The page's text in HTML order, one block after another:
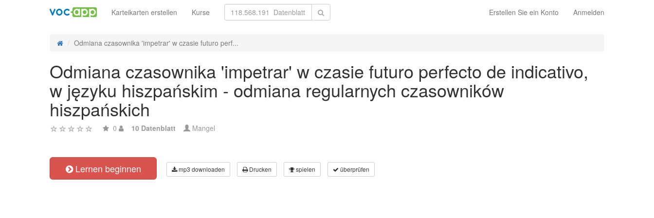
Erstellen Sie ein Konto Anmelden
Karteikarten erstellen Kurse
Odmiana czasownika 'impetrar' w czasie futuro perf...
Odmiana czasownika 'impetrar' w czasie futuro perfecto de indicativo,
w języku hiszpańskim - odmiana regularnych czasowników
hiszpańskich
0 10 Datenblatt Mangel
Lernen beginnen mp3 downloaden Drucken spielen überprüfen